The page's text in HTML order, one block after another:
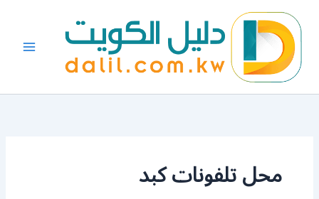
المحتوى
محل تلفونات كبد